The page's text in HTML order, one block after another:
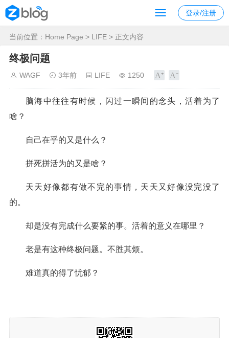
登录/注册
当前位置： Home Page > LIFE > 正文内容
终极问题
WAGF 3年前 LIFE 1250
脑海中往往有时候，闪过一瞬间的念头，活着为了
啥？
自己在乎的又是什么？
拼死拼活为的又是啥？
天天好像都有做不完的事情，天天又好像没完没了
的。
却是没有完成什么要紧的事。活着的意义在哪里？
老是有这种终极问题。不胜其烦。
难道真的得了忧郁？